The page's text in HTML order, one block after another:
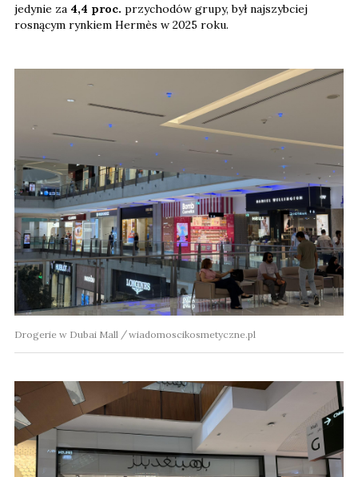
jedynie za 4,4 proc. przychodów grupy, był najszybciej
rosnącym rynkiem Hermès w 2025 roku.
Drogerie w Dubai Mall wiadomoscikosmetyczne.pl